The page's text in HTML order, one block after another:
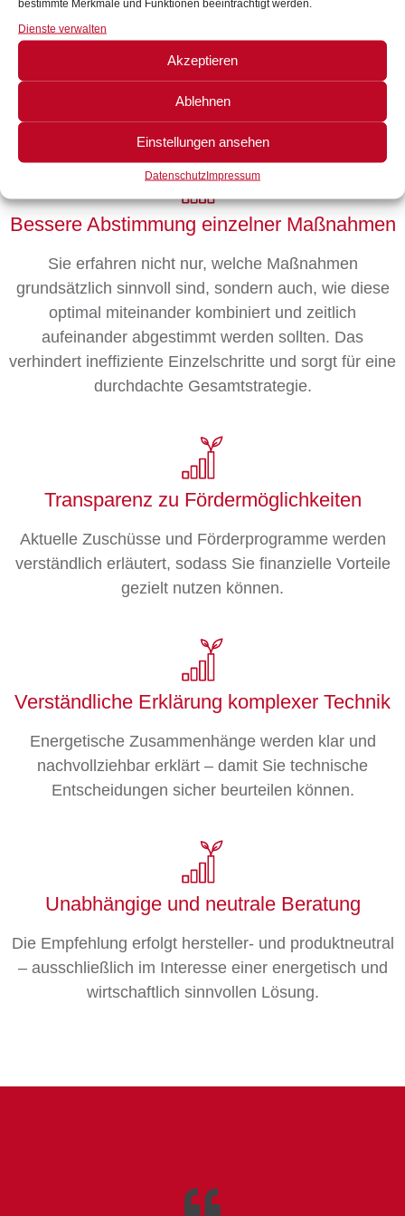
bestimmte Merkmale und Funktionen beeinträchtigt werden.
Dienste verwalten
Akzeptieren
Ablehnen
Einstellungen ansehen
DatenschutzImpressum
Die Beratung wird exakt auf Ihr Gebäude, Ihre Ziele
und Ihren finanziellen Rahmen abgestimmt. Dadurch
entstehen keine pauschalen Empfehlungen, sondern
maßgeschneiderte Lösungen, die technisch sinnvoll
und langfristig tragfähig sind.
Bessere Abstimmung einzelner Maßnahmen
Sie erfahren nicht nur, welche Maßnahmen
grundsätzlich sinnvoll sind, sondern auch, wie diese
optimal miteinander kombiniert und zeitlich
aufeinander abgestimmt werden sollten. Das
verhindert ineffiziente Einzelschritte und sorgt für eine
durchdachte Gesamtstrategie.
Transparenz zu Fördermöglichkeiten
Aktuelle Zuschüsse und Förderprogramme werden
verständlich erläutert, sodass Sie finanzielle Vorteile
gezielt nutzen können.
Verständliche Erklärung komplexer Technik
Energetische Zusammenhänge werden klar und
nachvollziehbar erklärt – damit Sie technische
Entscheidungen sicher beurteilen können.
Unabhängige und neutrale Beratung
Die Empfehlung erfolgt hersteller- und produktneutral
– ausschließlich im Interesse einer energetisch und
wirtschaftlich sinnvollen Lösung.